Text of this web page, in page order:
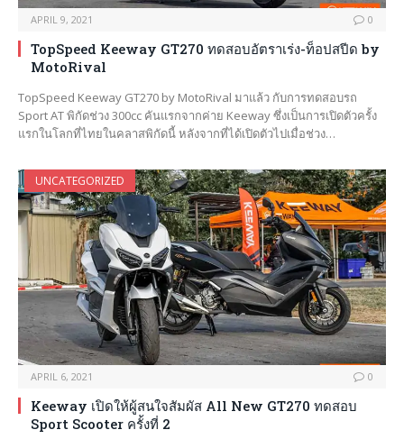
APRIL 9, 2021 0
TopSpeed Keeway GT270 ทดสอบอัตราเร่ง-ท็อปสปีด by
MotoRival
TopSpeed Keeway GT270 by MotoRival มาแล้ว กับการทดสอบรถ
Sport AT พิกัดช่วง 300cc คันแรกจากค่าย Keeway ซึ่งเป็นการเปิดตัวครั้ง
แรกในโลกที่ไทยในคลาสพิกัดนี้ หลังจากที่ได้เปิดตัวไปเมื่อช่วง…
UNCATEGORIZED
APRIL 6, 2021 0
Keeway เปิดให้ผู้สนใจสัมผัส All New GT270 ทดสอบ
Sport Scooter ครั้งที่ 2